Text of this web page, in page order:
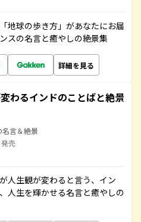
地球の歩き方」があなたにお届
スの名言と癒やしの絶景集
詳細を見る
わるインドのことばと絶景
名言＆絶景
売
人生観が変わると言う、イン
人生を輝かせる名言と癒やしの